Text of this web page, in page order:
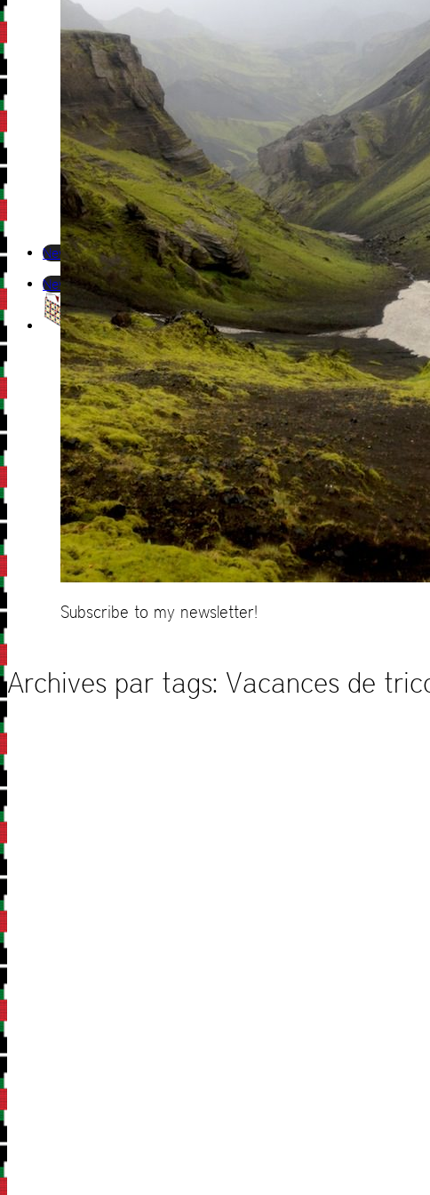
Newsletter
Newsletter
Subscribe to my newsletter!
Archives par tags: Vacances de